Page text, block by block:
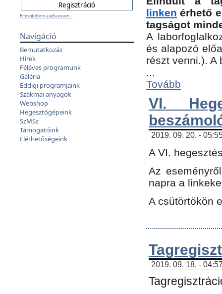
Elfelejtettem a jelszavam...
Navigáció
Bemutatkozás
Hírek
Féléves programunk
Galéria
Eddigi programjaink
Szakmai anyagok
Webshop
Hegesztőgépeink
SzMSz
Támogatóink
Elérhetőségeink
linken érhető
tagságot
A
és alapozó
részt venni.).
...
Tovább
VI.
2019. 09. 20. -
A VI.
Az
napra a
A csütörtökön
2019. 09. 18. -